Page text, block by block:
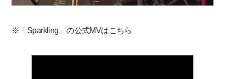
※「Sparkling」の公式MVはこちら